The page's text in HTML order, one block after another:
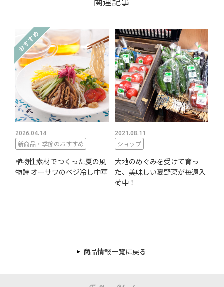
2026.04.14
新商品・季節のおすすめ
植物性素材でつくった夏の風
物詩 オーサワのベジ冷し中華
2021.08.11
ショップ
大地のめぐみを受けて育っ
た、美味しい夏野菜が毎週入
荷中！
商品情報一覧に戻る